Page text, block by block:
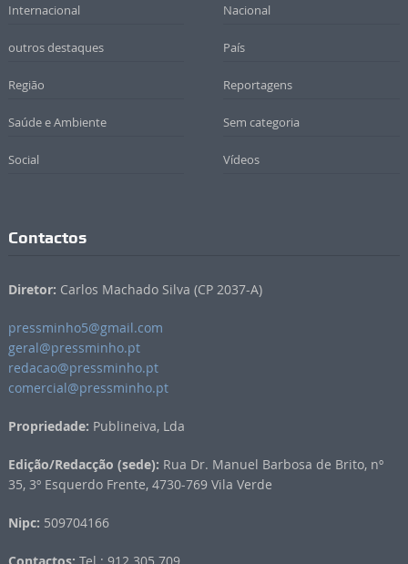
Internacional Nacional
outros destaques País
Região Reportagens
Saúde e Ambiente Sem categoria
Social Vídeos
Contactos
Diretor: Carlos Machado Silva (CP 2037-A)
pressminho5@gmail.com
geral@pressminho.pt
redacao@pressminho.pt
comercial@pressminho.pt
Propriedade: Publineiva, Lda
Edição/Redacção (sede): Rua Dr. Manuel Barbosa de Brito, nº
35, 3º Esquerdo Frente, 4730-769 Vila Verde
Nipc: 509704166